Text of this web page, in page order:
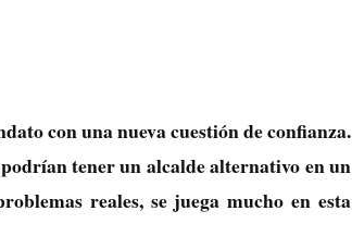
con una nueva cuestión de confianza.
tener un alcalde alternativo en un
reales, se juega mucho en esta